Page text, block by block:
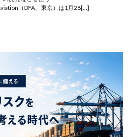
（DFA、東京）は1月28[…]